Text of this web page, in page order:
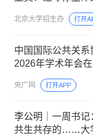
北京大学招生办 打开
中国国际公共关系
2026年学术年会
央广网 打开APP
李公明｜一周书
共生共存的……大